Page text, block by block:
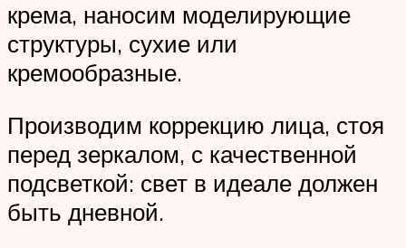
крема, наносим моделирующие
структуры, сухие или
кремообразные.
Производим коррекцию лица, стоя
перед зеркалом, с качественной
подсветкой: свет в идеале должен
быть дневной.